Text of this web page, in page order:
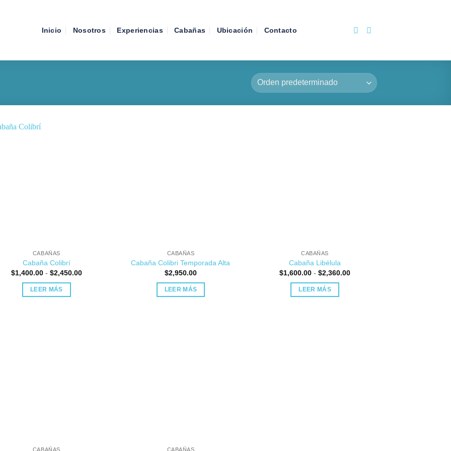
Inicio Nosotros Experiencias Cabañas Ubicación Contacto
CABAÑAS
Cabaña Colibrí
$1,400.00 - $2,450.00Rango
LEER MÁS
CABAÑAS
Cabaña Colibri Temporada Alta
$2,950.00
LEER MÁS
CABAÑAS
Cabaña Libélula
$1,600.00 - $2,360.00Rango
LEER MÁS
CABAÑAS CABAÑAS